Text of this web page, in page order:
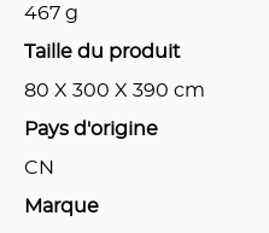
467 g
Taille du produit
80 X 300 X 390 cm
Pays d'origine
CN
Marque